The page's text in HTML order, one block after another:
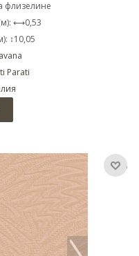
флизелине
⟷0,53
↕10,05
Parati